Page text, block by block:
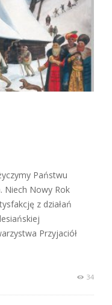
Państwu
Niech Nowy Rok
z działań
Przyjaciół
34